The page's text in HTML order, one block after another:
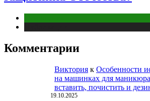
Комментарии
Виктория к Особенности
на машинках для
вставить, почистить и
19.10.2025